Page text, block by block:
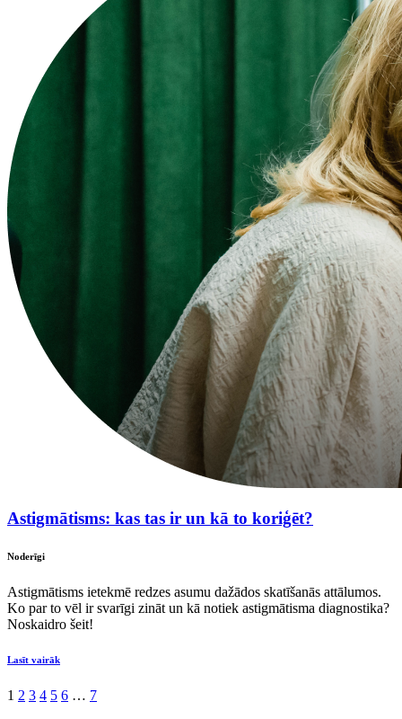
Astigmātisms: kas tas ir un kā to koriģēt?
Noderīgi
Astigmātisms ietekmē redzes asumu dažādos skatīšanās attālumos.
Ko par to vēl ir svarīgi zināt un kā notiek astigmātisma diagnostika?
Noskaidro šeit!
Lasīt vairāk
1 2 3 4 5 6 … 7